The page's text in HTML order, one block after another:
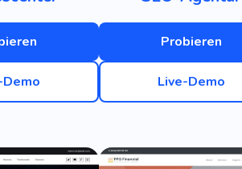
Probieren
Live-Demo